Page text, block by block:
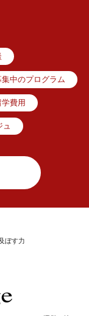
集中のプログラム
学費用
ュ
ぼす力